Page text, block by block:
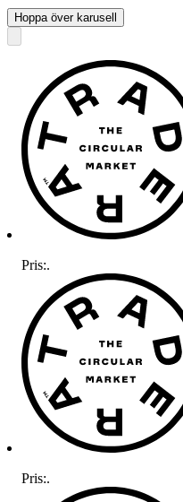
Hoppa över karusell
Pris:.
Pris:.